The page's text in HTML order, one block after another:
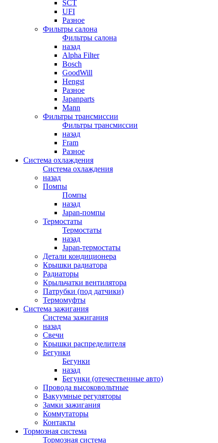
SCT
UFI
Разное
Фильтры салона
Фильтры салона
назад
Alpha Filter
Bosch
GoodWill
Hengst
Разное
Japanparts
Mann
Фильтры трансмиссии
Фильтры трансмиссии
назад
Fram
Разное
Система охлаждения
Система охлаждения
назад
Помпы
Помпы
назад
Japan-помпы
Термостаты
Термостаты
назад
Japan-термостаты
Детали кондиционера
Крышки радиатора
Радиаторы
Крыльчатки вентилятора
Патрубки (под датчики)
Термомуфты
Система зажигания
Система зажигания
назад
Свечи
Крышки распределителя
Бегунки
Бегунки
назад
Бегунки (отечественные авто)
Провода высоковольтные
Вакуумные регуляторы
Замки зажигания
Коммутаторы
Контакты
Тормозная система
Тормозная система